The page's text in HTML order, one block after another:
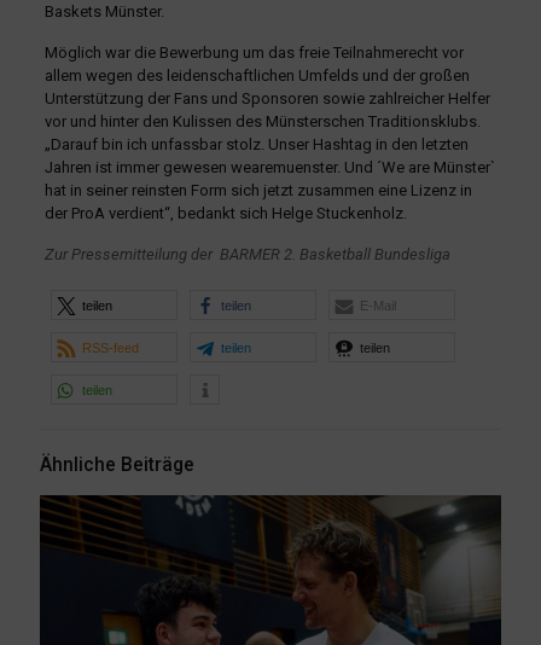
Baskets Münster.
Möglich war die Bewerbung um das freie Teilnahmerecht vor
allem wegen des leidenschaftlichen Umfelds und der großen
Unterstützung der Fans und Sponsoren sowie zahlreicher Helfer
vor und hinter den Kulissen des Münsterschen Traditionsklubs.
„Darauf bin ich unfassbar stolz. Unser Hashtag in den letzten
Jahren ist immer gewesen wearemuenster. Und ´We are Münster`
hat in seiner reinsten Form sich jetzt zusammen eine Lizenz in
der ProA verdient“, bedankt sich Helge Stuckenholz.
Zur Pressemitteilung der BARMER 2. Basketball Bundesliga
teilen teilen E-Mail
RSS-feed teilen teilen
teilen
Ähnliche Beiträge